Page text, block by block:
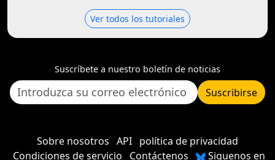
Ver todos los tutoriales
Suscríbete a nuestro boletín de noticias
Suscribirse
Sobre nosotros API política de privacidad
Condiciones de servicio
Contáctenos Siguenos en